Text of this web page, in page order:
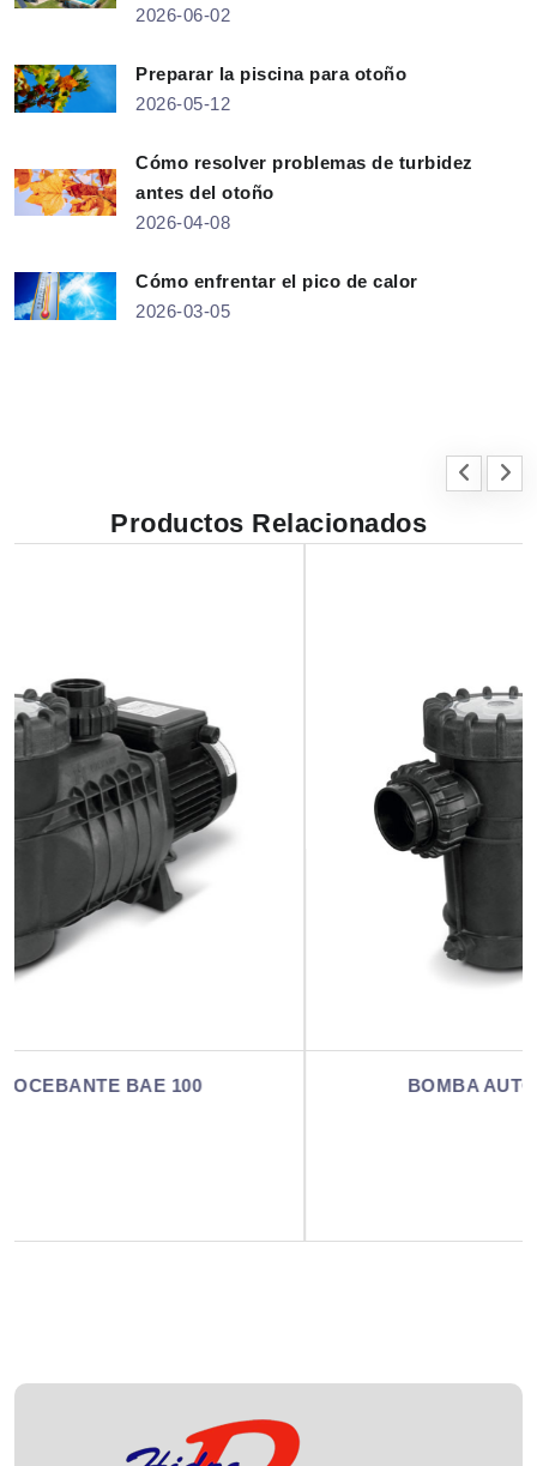
2026-06-02
Preparar la piscina para otoño
2026-05-12
Cómo resolver problemas de turbidez
antes del otoño
2026-04-08
Cómo enfrentar el pico de calor
2026-03-05
Productos Relacionados
BOMBA AUTOCEBANTE BAE 125